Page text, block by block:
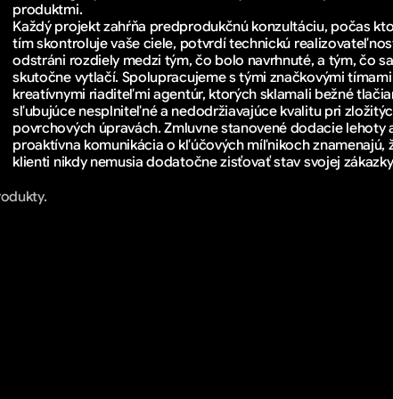
produktmi.
Každý projekt zahŕňa predprodukčnú konzultáciu, počas
tím skontroluje vaše ciele, potvrdí technickú
odstráni rozdiely medzi tým, čo bolo navrhnuté, a tým, čo sa
skutočne vytlačí. Spolupracujeme s tými značkovými tímami
kreatívnymi riaditeľmi agentúr, ktorých sklamali bežné
sľubujúce nesplniteľné a nedodržiavajúce kvalitu pri
povrchových úpravách. Zmluvne stanovené dodacie lehoty
proaktívna komunikácia o kľúčových míľnikoch znamenajú,
klienti nikdy nemusia dodatočne zisťovať stav svojej